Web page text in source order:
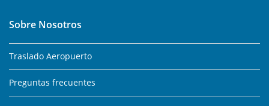
Sobre Nosotros
Traslado Aeropuerto
Preguntas frecuentes